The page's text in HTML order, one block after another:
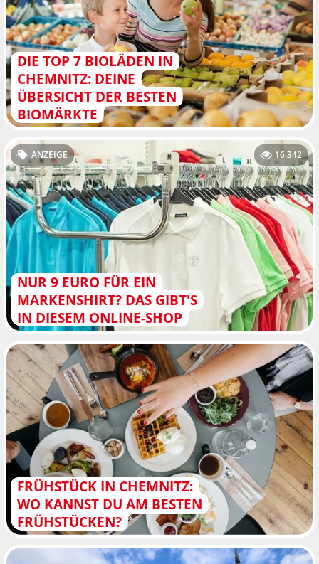
DIE TOP 7 BIOLÄDEN IN
CHEMNITZ: DEINE
ÜBERSICHT DER BESTEN
BIOMÄRKTE
NUR 9 EURO FÜR EIN
MARKENSHIRT? DAS GIBT'S
IN DIESEM ONLINE-SHOP
ANZEIGE 16.342
FRÜHSTÜCK IN CHEMNITZ:
WO KANNST DU AM BESTEN
FRÜHSTÜCKEN?